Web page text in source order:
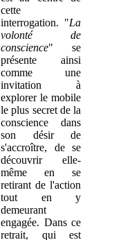
cette
interrogation. "La
volonté de
conscience" se
présente ainsi
comme une
invitation à
explorer le mobile
le plus secret de la
conscience dans
son désir de
s'accroître, de se
découvrir elle-
même en se
retirant de l'action
tout en y
demeurant
engagée. Dans ce
retrait, qui est